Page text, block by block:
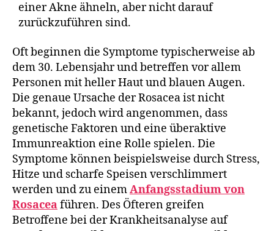
einer Akne ähneln, aber nicht darauf
zurückzuführen sind.
Oft beginnen die Symptome typischerweise ab
dem 30. Lebensjahr und betreffen vor allem
Personen mit heller Haut und blauen Augen.
Die genaue Ursache der Rosacea ist nicht
bekannt, jedoch wird angenommen, dass
genetische Faktoren und eine überaktive
Immunreaktion eine Rolle spielen. Die
Symptome können beispielsweise durch Stress,
Hitze und scharfe Speisen verschlimmert
werden und zu einemAnfangsstadium von
Rosaceaführen. Des Öfteren greifen
Betroffene bei der Krankheitsanalyse auf